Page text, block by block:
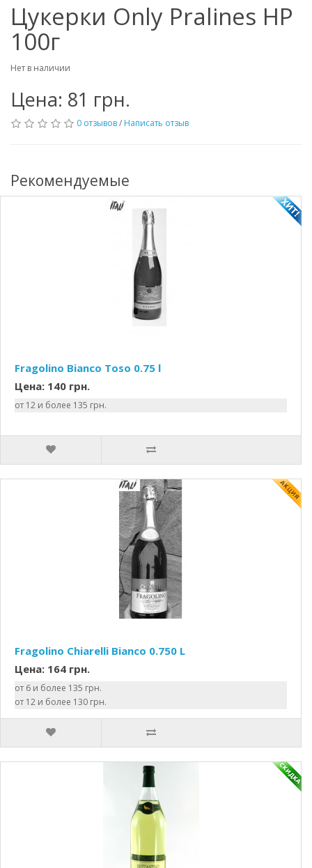
Цукерки Only Pralines НР
100г
Нет в наличии
Цена: 81 грн.
0 отзывов/ Написать отзыв
Рекомендуемые
Fragolino Bianco Toso 0.75 l
Цена: 140 грн.
от 12 и более 135 грн.
Fragolino Chiarelli Bianco 0.750 L
Цена: 164 грн.
от 6 и более 135 грн.
от 12 и более 130 грн.